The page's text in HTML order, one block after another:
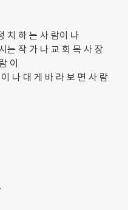
치 하 는 사 람이 나
는 작 가 나 교 회 목 사 장
이
나 대 게 바 라 보 면 사 람